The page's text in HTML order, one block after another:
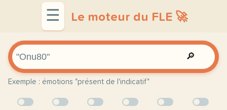
☰ Le moteur du FLE 🚀
🔎
Exemple : émotions "présent de l'indicatif"